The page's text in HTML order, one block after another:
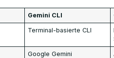
Gemini CLI
Terminal-basierte CLI
Google Gemini